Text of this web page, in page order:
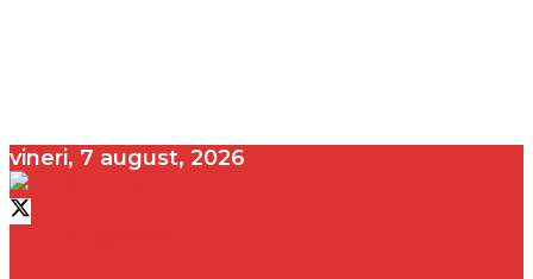
vineri, 7 august, 2026